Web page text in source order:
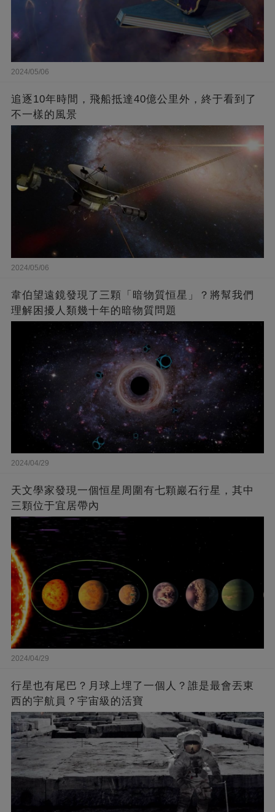
2024/05/06
追逐10年時間，飛船抵達40億公里外，終于看到了
不一樣的風景
2024/05/06
韋伯望遠鏡發現了三顆「暗物質恒星」？將幫我們
理解困擾人類幾十年的暗物質問題
2024/04/29
天文學家發現一個恒星周圍有七顆巖石行星，其中
三顆位于宜居帶內
2024/04/29
行星也有尾巴？月球上埋了一個人？誰是最會丟東
西的宇航員？宇宙級的活寶